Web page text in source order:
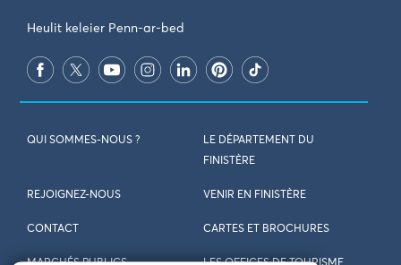
Heulit keleier Penn-ar-bed
QUI SOMMES-NOUS ?
LE DÉPARTEMENT DU
FINISTÈRE
REJOIGNEZ-NOUS VENIR EN FINISTÈRE
CONTACT CARTES ET BROCHURES